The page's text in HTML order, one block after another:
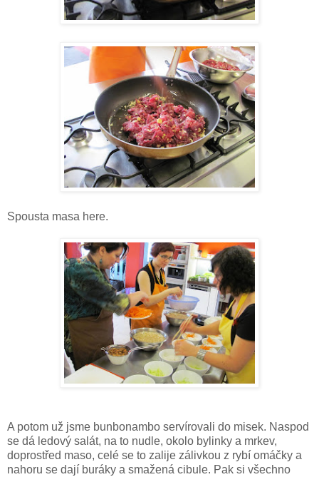
Spousta masa here.
A potom už jsme bunbonambo servírovali do misek. Naspod
se dá ledový salát, na to nudle, okolo bylinky a mrkev,
doprostřed maso, celé se to zalije zálivkou z rybí omáčky a
nahoru se dají buráky a smažená cibule. Pak si všechno